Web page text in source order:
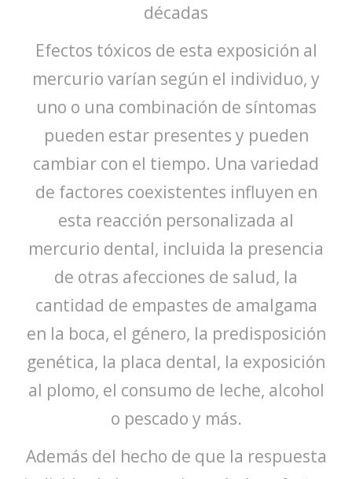
décadas
Efectos tóxicos de esta exposición al
mercurio varían según el individuo, y
uno o una combinación de síntomas
pueden estar presentes y pueden
cambiar con el tiempo. Una variedad
de factores coexistentes influyen en
esta reacción personalizada al
mercurio dental, incluida la presencia
de otras afecciones de salud, la
cantidad de empastes de amalgama
en la boca, el género, la predisposición
genética, la placa dental, la exposición
al plomo, el consumo de leche, alcohol
o pescado y más.
Además del hecho de que la respuesta